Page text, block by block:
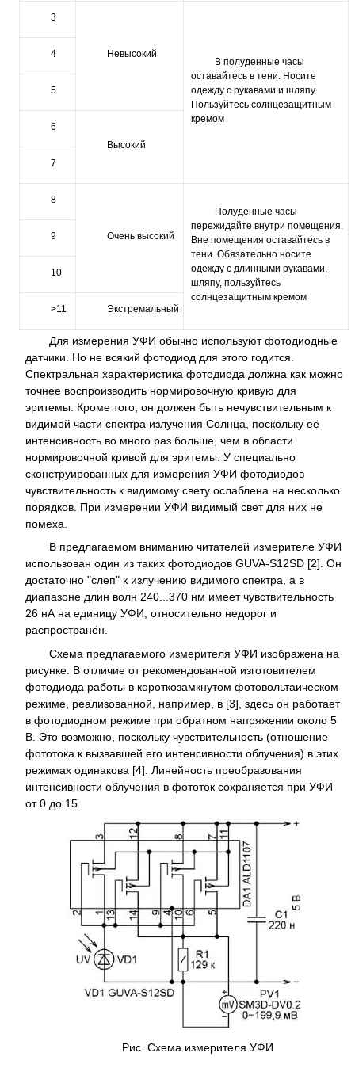
3
Невысокий
В полуденные часы
оставайтесь в тени. Носите
одежду с рукава­ми и шляпу.
Пользуйтесь солн­цезащитным
кремом
4
5
6
Высокий
7
8
Очень высокий
Полуденные часы
пережидайте внутри помещения.
Вне помеще­ния оставайтесь в
тени. Обяза­тельно носите
одежду с длин­ными рукавами,
шляпу, пользуй­тесь
солнцезащитным кремом
9
10
>11 Экстремальный
Для измерения УФИ обычно используют фотодиодные
датчики. Но не всякий фотодиод для этого годится.
Спектральная характеристика фотодиода должна как можно
точнее воспроизводить нормировочную кривую для
эритемы. Кроме того, он должен быть нечувствительным к
видимой части спектра излучения Солнца, поскольку её
интенсивность во много раз больше, чем в области
нормировочной кривой для эритемы. У специально
сконструированных для измерения УФИ фотодиодов
чувствительность к видимому свету ослаблена на несколько
порядков. При измерении УФИ видимый свет для них не
помеха.
В предлагаемом вниманию читателей измерителе УФИ
использован один из таких фотодиодов GUVA-S12SD [2]. Он
достаточно "слеп" к излучению видимого спектра, а в
диапазоне длин волн 240...370 нм имеет чувствительность
26 нА на единицу УФИ, относительно недорог и
распространён.
Схема предлагаемого измерителя УФИ изображена на
рисунке. В отличие от рекомендованной изготовителем
фотодиода работы в короткозамкнутом фотовольтаическом
режиме, реализованной, например, в [3], здесь он работает
в фотодиодном режиме при обратном напряжении около 5
В. Это возможно, поскольку чувствительность (отношение
фототока к вызвавшей его интенсивности облучения) в этих
режимах одинакова [4]. Линейность преобразования
интенсивности облучения в фототок сохраняется при УФИ
от 0 до 15.
Рис. Схема измерителя УФИ